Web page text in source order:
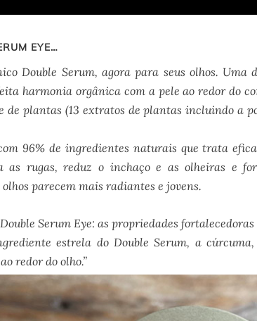
EYE…
Double Serum, agora para seus olhos.
harmonia orgânica com a pele ao redor do
de plantas (13 extratos de plantas incluindo a
96% de ingredientes naturais que trata
as rugas, reduz o inchaço e as olheiras e
parecem mais radiantes e jovens.
Serum Eye: as propriedades
estrela do Double Serum, a
redor do olho.”